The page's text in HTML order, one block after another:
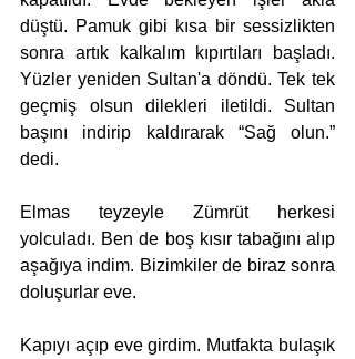
düştü. Pamuk gibi kısa bir sessizlikten
sonra artık kalkalım kıpırtıları başladı.
Yüzler yeniden Sultan'a döndü. Tek tek
geçmiş olsun dilekleri iletildi. Sultan
başını indirip kaldırarak “Sağ olun.”
dedi.
Elmas teyzeyle Zümrüt herkesi
yolculadı. Ben de boş kısır tabağını alıp
aşağıya indim. Bizimkiler de biraz sonra
doluşurlar eve.
Kapıyı açıp eve girdim. Mutfakta bulaşık